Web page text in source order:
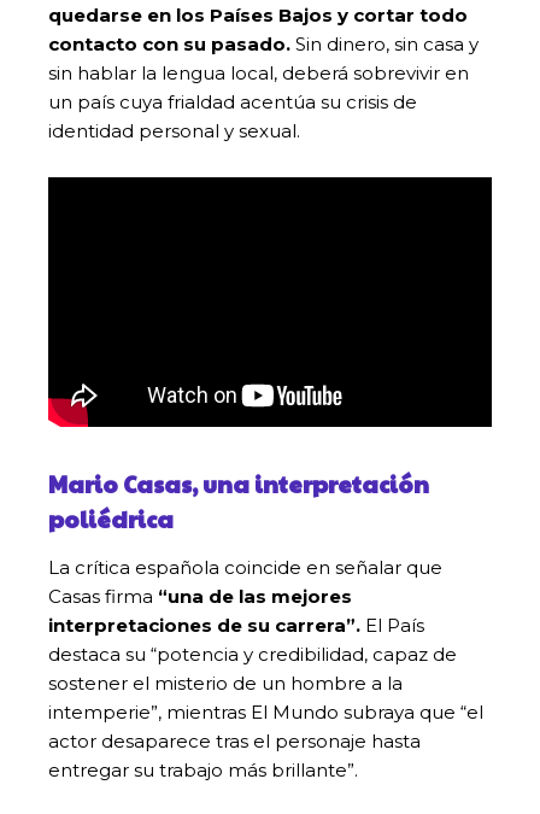
quedarse en los Países Bajos y cortar todo
contacto con su pasado. Sin dinero, sin casa y
sin hablar la lengua local, deberá sobrevivir en
un país cuya frialdad acentúa su crisis de
identidad personal y sexual.
Mario Casas, una interpretación
poliédrica
La crítica española coincide en señalar que
Casas firma “una de las mejores
interpretaciones de su carrera”. El País
destaca su “potencia y credibilidad, capaz de
sostener el misterio de un hombre a la
intemperie”, mientras El Mundo subraya que “el
actor desaparece tras el personaje hasta
entregar su trabajo más brillante”.